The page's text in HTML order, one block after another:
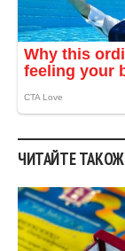
ЧИТАЙТЕ ТАКОЖ